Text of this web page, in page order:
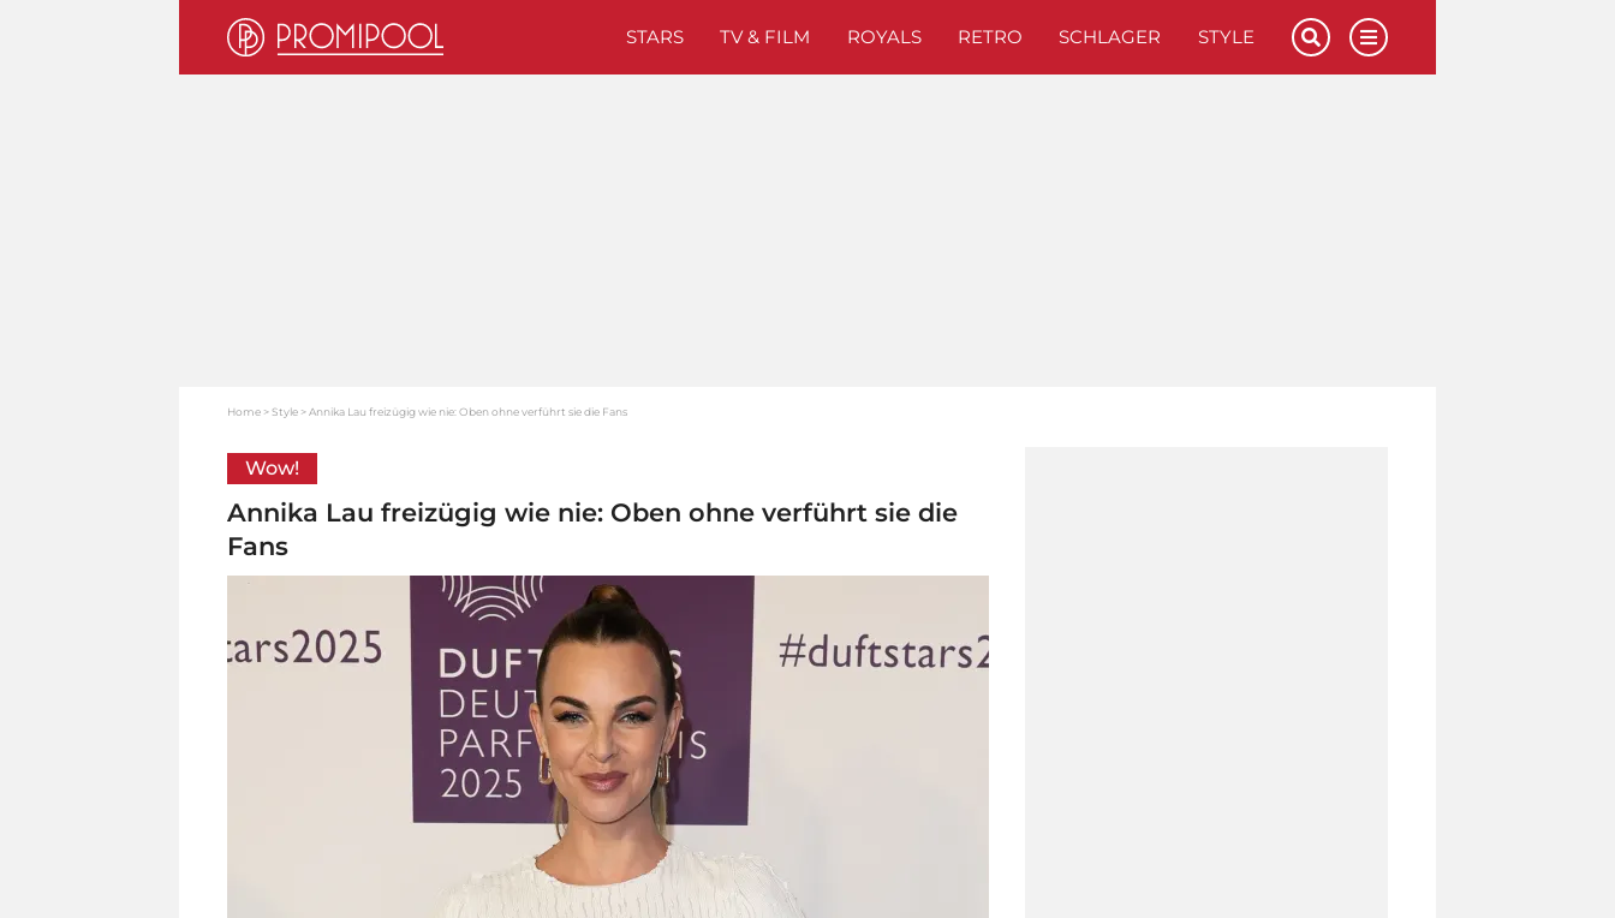
STARS TV & FILM ROYALS RETRO SCHLAGER STYLE
Home Style Annika Lau freizügig wie nie: Oben ohne verführt sie die Fans
Wow!
Annika Lau freizügig wie nie: Oben ohne verführt sie die
Fans